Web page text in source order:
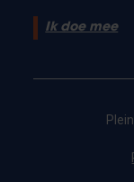
Ik doe mee